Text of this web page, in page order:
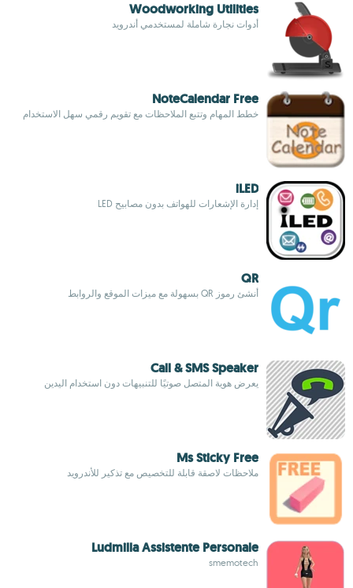
Woodworking Utilities
أدوات نجارة شاملة لمستخدمي أندرويد
NoteCalendar Free
خطط المهام وتتبع الملاحظات مع تقويم رقمي سهل الاستخدام
iLED
إدارة الإشعارات للهواتف بدون مصابيح LED
QR
أنشئ رموز QR بسهولة مع ميزات الموقع والروابط
Call & SMS Speaker
يعرض هوية المتصل صوتيًا للتنبيهات دون استخدام اليدين
Ms Sticky Free
ملاحظات لاصقة قابلة للتخصيص مع تذكير للأندرويد
Ludmilla Assistente Personale
smemotech